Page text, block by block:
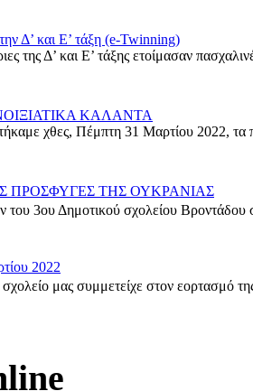
Δ’ και Ε’ τάξη (e-Twinning)
της Δ’ και Ε’ τάξης ετοίμασαν
ΚΑΛΑΝΤΑ
χθες, Πέμπτη 31 Μαρτίου 2022, τα
ΠΡΟΣΦΥΓΕΣ ΤΗΣ ΟΥΚΡΑΝΙΑΣ
του 3ου Δημοτικού σχολείου
2022
μας συμμετείχε στον εορτασμό